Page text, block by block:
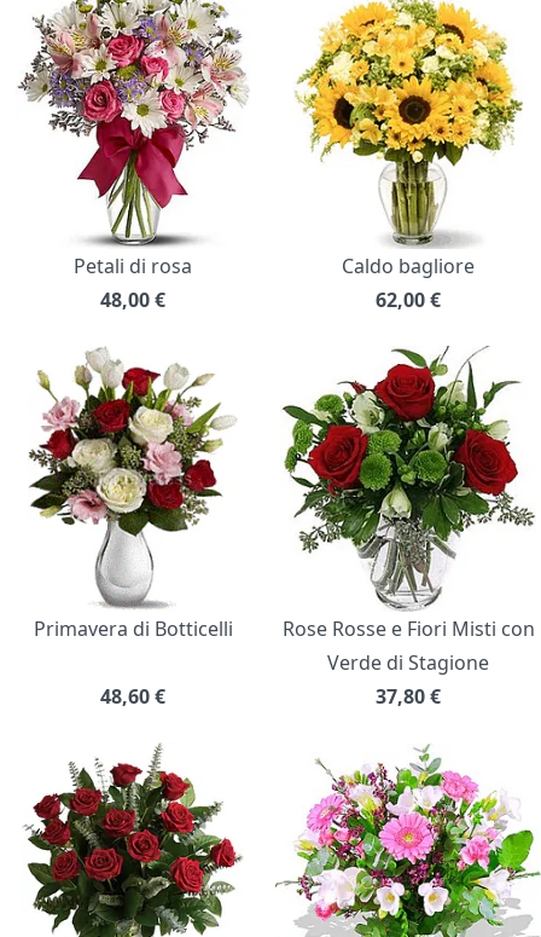
Petali di rosa
48,00€
Caldo bagliore
62,00€
Primavera di Botticelli
48,60€
Rose Rosse e Fiori Misti con
Verde di Stagione
37,80€